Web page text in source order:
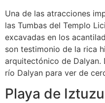
Una de las atracciones
las Tumbas del Templo
excavadas en los
son testimonio de la rica
arquitectónico de Dalyan.
río Dalyan para ver de
Playa de Iztuzu